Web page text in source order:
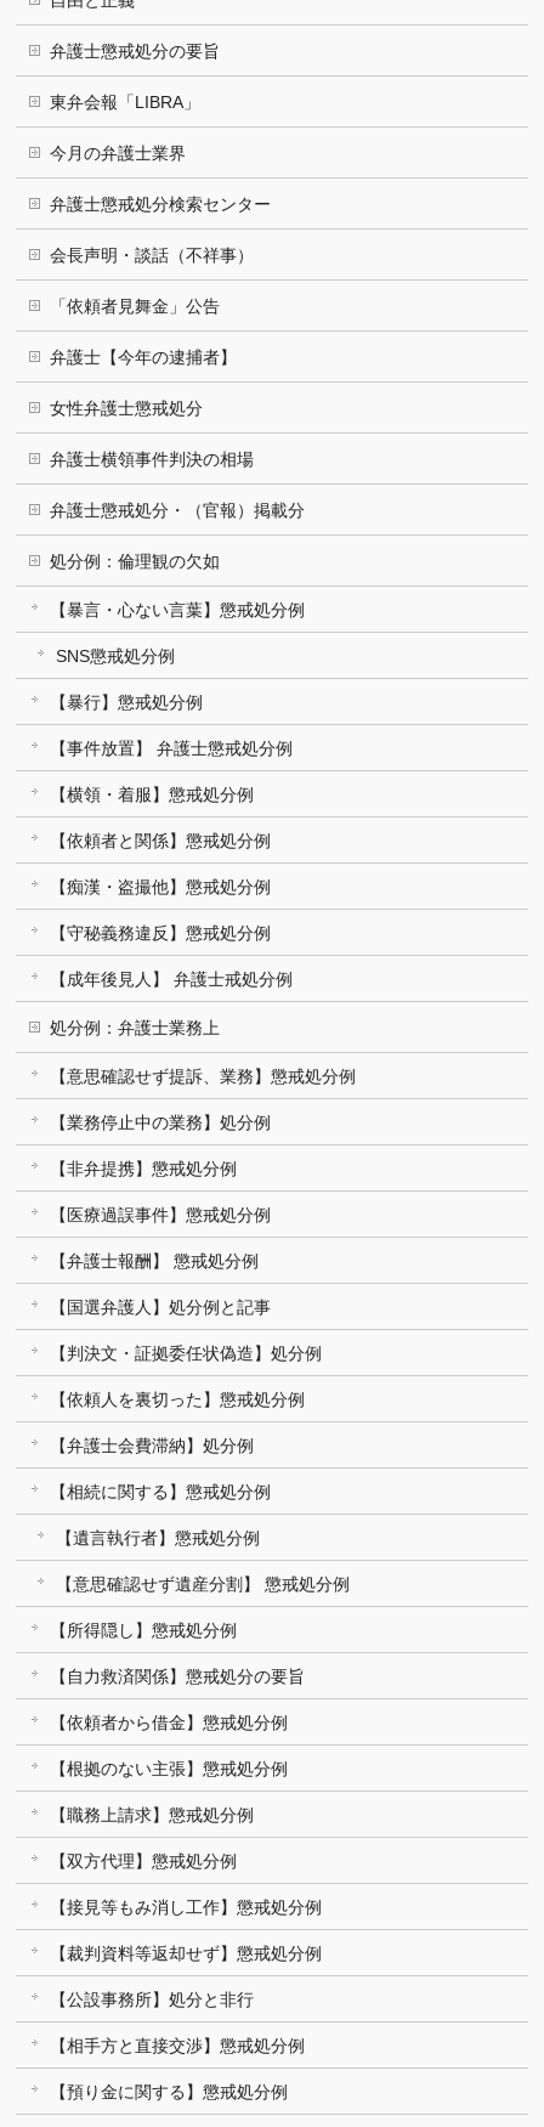
弁護士懲戒処分の要旨
東弁会報「LIBRA」
今月の弁護士業界
弁護士懲戒処分検索センター
会長声明・談話（不祥事）
「依頼者見舞金」公告
弁護士【今年の逮捕者】
女性弁護士懲戒処分
弁護士横領事件判決の相場
弁護士懲戒処分・（官報）掲載分
処分例：倫理観の欠如
【暴言・心ない言葉】懲戒処分例
SNS懲戒処分例
【暴行】懲戒処分例
【事件放置】 弁護士懲戒処分例
【横領・着服】懲戒処分例
【依頼者と関係】懲戒処分例
【痴漢・盗撮他】懲戒処分例
【守秘義務違反】懲戒処分例
【成年後見人】 弁護士戒処分例
処分例：弁護士業務上
【意思確認せず提訴、業務】懲戒処分例
【業務停止中の業務】処分例
【非弁提携】懲戒処分例
【医療過誤事件】懲戒処分例
【弁護士報酬】 懲戒処分例
【国選弁護人】処分例と記事
【判決文・証拠委任状偽造】処分例
【依頼人を裏切った】懲戒処分例
【弁護士会費滞納】処分例
【相続に関する】懲戒処分例
【遺言執行者】懲戒処分例
【意思確認せず遺産分割】 懲戒処分例
【所得隠し】懲戒処分例
【自力救済関係】懲戒処分の要旨
【依頼者から借金】懲戒処分例
【根拠のない主張】懲戒処分例
【職務上請求】懲戒処分例
【双方代理】懲戒処分例
【接見等もみ消し工作】懲戒処分例
【裁判資料等返却せず】懲戒処分例
【公設事務所】処分と非行
【相手方と直接交渉】懲戒処分例
【預り金に関する】懲戒処分例